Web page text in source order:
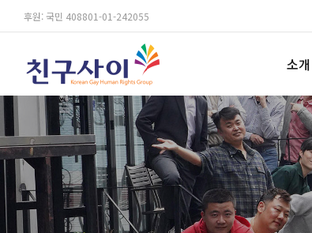
후원: 국민 408801-01-242055
소개